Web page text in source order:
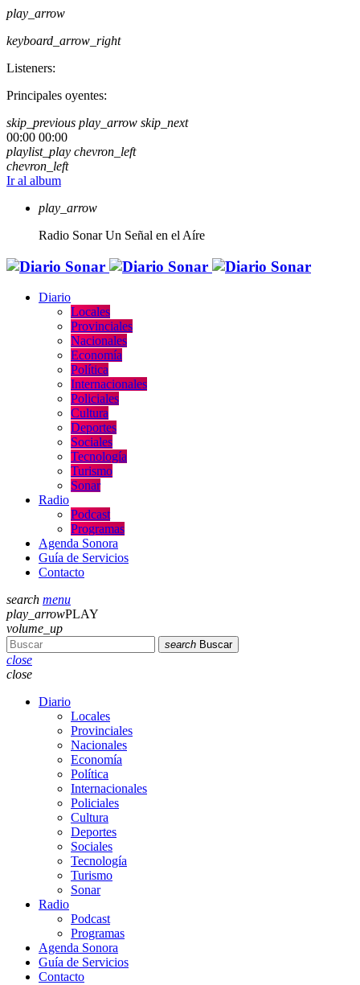
play_arrow
keyboard_arrow_right
Listeners:
Principales oyentes:
skip_previous play_arrow skip_next
00:00 00:00
playlist_play chevron_left
chevron_left
Ir al album
play_arrow
Radio Sonar Un Señal en el Aíre
Diario
Locales
Provinciales
Nacionales
Economía
Política
Internacionales
Policiales
Cultura
Deportes
Sociales
Tecnología
Turismo
Sonar
Radio
Podcast
Programas
Agenda Sonora
Guía de Servicios
Contacto
search menu
play_arrowPLAY
volume_up
search Buscar
close
close
Diario
Locales
Provinciales
Nacionales
Economía
Política
Internacionales
Policiales
Cultura
Deportes
Sociales
Tecnología
Turismo
Sonar
Radio
Podcast
Programas
Agenda Sonora
Guía de Servicios
Contacto